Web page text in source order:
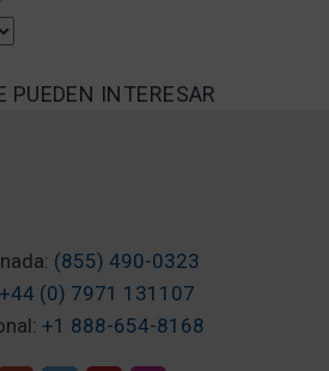
PUEDEN INTERESAR
(855) 490-0323
+44 (0) 7971 131107
+1 888-654-8168